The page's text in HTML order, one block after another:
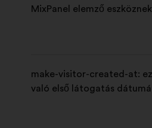
MixPanel elemző
make-visitor-created-at:
való első látogatás